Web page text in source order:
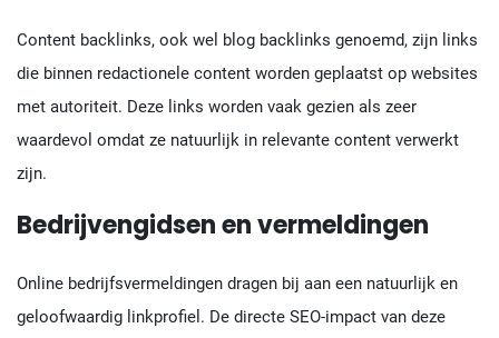
Content backlinks, ook wel blog backlinks genoemd, zijn links
die binnen redactionele content worden geplaatst op websites
met autoriteit. Deze links worden vaak gezien als zeer
waardevol omdat ze natuurlijk in relevante content verwerkt
zijn.
Bedrijvengidsen en vermeldingen
Online bedrijfsvermeldingen dragen bij aan een natuurlijk en
geloofwaardig linkprofiel. De directe SEO-impact van deze